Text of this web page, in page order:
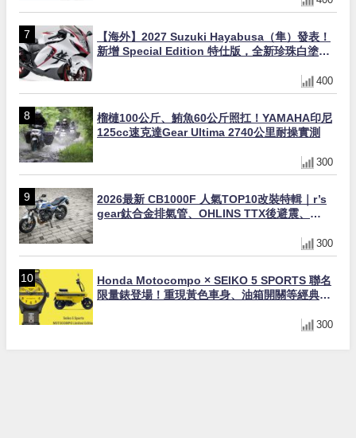
【海外】2027 Suzuki Hayabusa（隼）發表！
新增 Special Edition 特仕版，全新珍珠白塗裝
400
榴槤100公斤、鮪魚60公斤照扛！YAMAHA印尼
125cc速克達Gear Ultima 2740公里耐操實測
300
2026最新 CB1000F 人氣TOP10改裝特輯｜r’s
gear鈦合金排氣管、OHLINS TTX後避震、
300
Honda Motocompo × SEIKO 5 SPORTS 聯名
限量錶登場！重現黃色車身、油箱開關等經典設
300